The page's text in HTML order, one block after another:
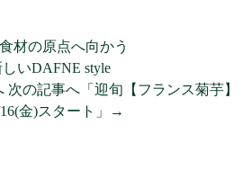
材の原点へ向かう
しいDAFNE style
次の記事へ「迎旬【フランス菊芋】
金)スタート」→